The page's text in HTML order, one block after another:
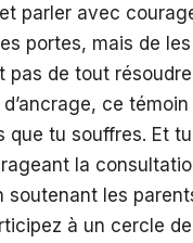
parler avec
portes, mais de
pas de tout
d’ancrage, ce
que tu souffres. Et tu
la
soutenant les
à un cercle